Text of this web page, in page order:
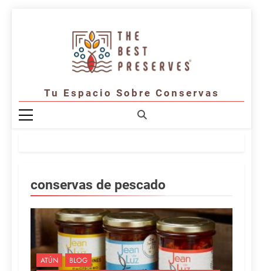
Tu Espacio Sobre Conservas
conservas de pescado
ATÚN
BLOG